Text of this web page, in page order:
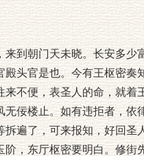
来到朝门天未晓。长安多少
殿头官是也。今有王枢密奏
来不便，表圣人的命，就着
无佞楼止。如有违拒者，依
拆遍了，可来报知，好回圣
阶，东厅枢密要明白。修街